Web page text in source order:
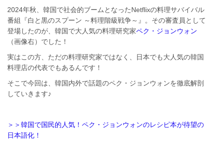
2024年秋、韓国で社会的ブームとなったNetflixの料理サバイバル
番組『白と黒のスプーン ～料理階級戦争～』。その審査員として
登場したのが、韓国で大人気の料理研究家ペク・ジョンウォン
（画像右）でした！
実はこの方、ただの料理研究家ではなく、日本でも大人気の韓国
料理店の代表でもあるんです！
そこで今回は、韓国内外で話題のペク・ジョンウォンを徹底解剖
していきます♪
＞＞韓国で国民的人気！ペク・ジョンウォンのレシピ本が待望の
日本語化！